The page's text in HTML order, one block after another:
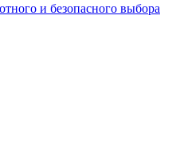
и безопасного выбора